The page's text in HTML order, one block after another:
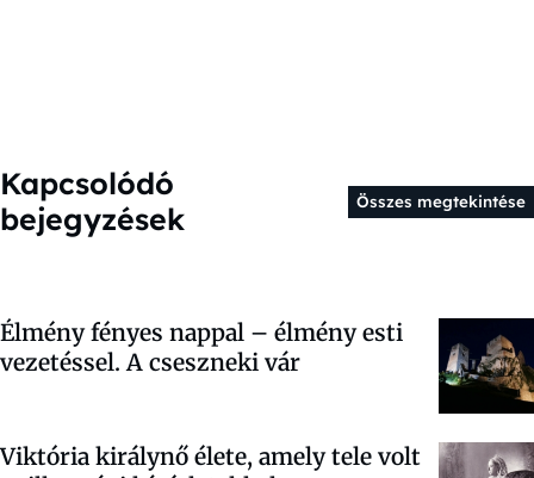
Kapcsolódó
bejegyzések
Összes megtekintése
Élmény fényes nappal – élmény esti
vezetéssel. A cseszneki vár
Viktória királynő élete, amely tele volt